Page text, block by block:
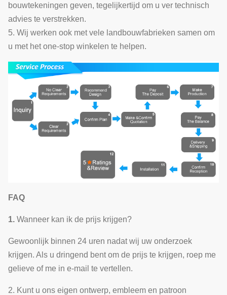
bouwtekeningen geven, tegelijkertijd om u ver technisch
advies te verstrekken.
5. Wij werken ook met vele landbouwfabrieken samen om
u met het one-stop winkelen te helpen.
FAQ
1. Wanneer kan ik de prijs krijgen?
Gewoonlijk binnen 24 uren nadat wij uw onderzoek
krijgen. Als u dringend bent om de prijs te krijgen, roep me
gelieve of me in e-mail te vertellen.
2. Kunt u ons eigen ontwerp, embleem en patroon